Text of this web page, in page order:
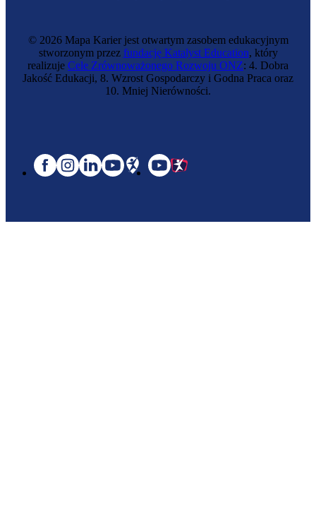
© 2026 Mapa Karier jest otwartym zasobem edukacyjnym
stworzonym przez fundację Katalyst Education, który
realizuje Cele Zrównoważonego Rozwoju ONZ: 4. Dobra
Jakość Edukacji, 8. Wzrost Gospodarczy i Godna Praca oraz
10. Mniej Nierówności.